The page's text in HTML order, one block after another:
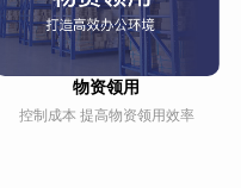
物资领用
控制成本 提高物资领用效率